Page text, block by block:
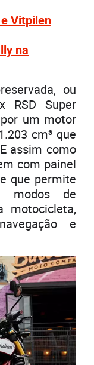
Vitpilen
na
ou
RSD Super
um motor
cm³ que
assim como
com painel
que permite
modos de
motocicleta,
e